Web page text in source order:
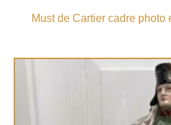
Must de Cartier cadre photo